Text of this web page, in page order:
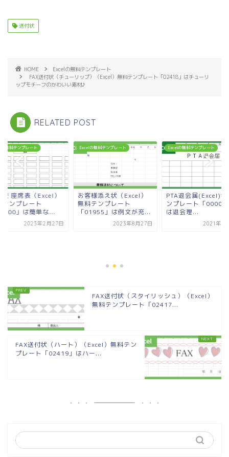
送付状
HOME
Excelの無料テンプレート
FAX送付状（チューリップ）（Excel）無料テンプレート「02418」はチューリ
ップモチーフのかわいい素材♪
RELATED POST
無料テンプレート
校 座席表（Excel）
テンプレート
」は簡単な...
2023年2月27日
Excelの無料テンプレート
お客様添え状（Excel）
無料テンプレート
「01955」は例文が充...
2023年8月27日
Excelの無料テンプレート
PTA退会届(Excel)無
ンプレート「00002
は退会理...
2021年4
FAX送付状（スタイリッシュ）（Excel）
無料テンプレート「02417...
FAX送付状（ハート）（Excel）無料テン
プレート「02419」はハー...